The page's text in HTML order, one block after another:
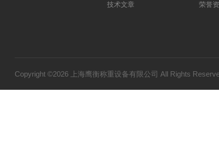
技术文章 荣誉
Copyright ©2026 上海鹰衡称重设备有限公司 All Rights